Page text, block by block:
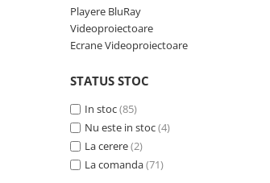
Playere BluRay
Videoproiectoare
Ecrane Videoproiectoare
STATUS STOC
In stoc(85)
Nu este in stoc(4)
La cerere(2)
La comanda(71)